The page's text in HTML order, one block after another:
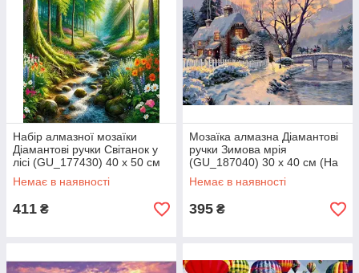
Набір алмазної мозаїки
Діамантові ручки Світанок у
лісі (GU_177430) 40 х 50 см
(На підрамнику)
Немає в наявності
411 ₴
Мозаїка алмазна Діамантові
ручки Зимова мрія
(GU_187040) 30 х 40 см (На
підрамнику)
Немає в наявності
395 ₴